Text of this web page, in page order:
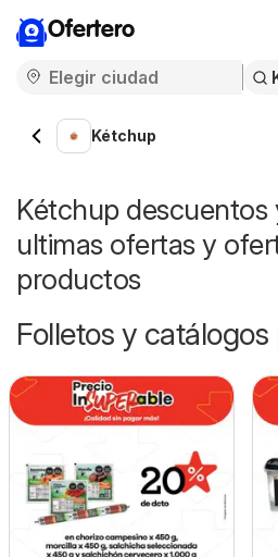
Ofertero
Kétchup
Kétchup descuentos
ultimas ofertas y
productos
Folletos y